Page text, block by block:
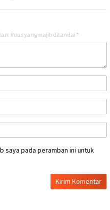
Ruas yang wajib ditandai *
saya pada peramban ini untuk